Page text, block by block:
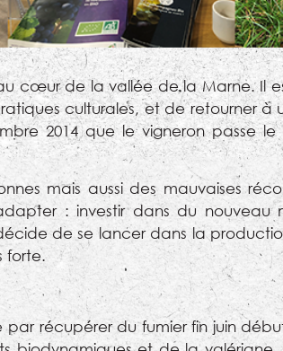
cœur de la vallée de la Marne. Il
culturales, et de retourner
2014 que le vigneron passe
mais aussi des mauvaises
: investir dans du nouveau
de se lancer dans la
forte.
récupérer du fumier fin juin